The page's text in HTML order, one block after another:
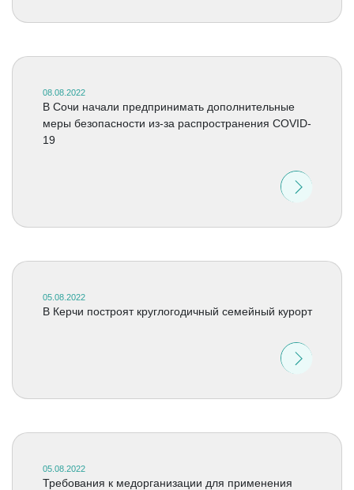
08.08.2022
В Сочи начали предпринимать дополнительные
меры безопасности из-за распространения COVID-
19
05.08.2022
В Керчи построят круглогодичный семейный курорт
05.08.2022
Требования к медорганизации для применения